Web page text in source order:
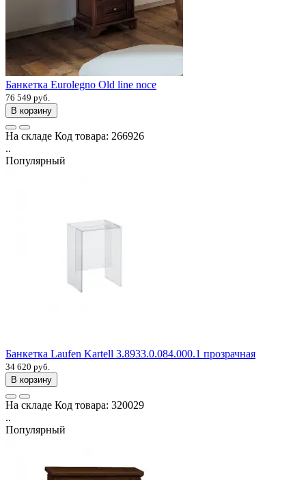
Банкетка Eurolegno Old line noce
76 549 руб.
В корзину
На складе Код товара: 266926
..
Популярный
Банкетка Laufen Kartell 3.8933.0.084.000.1 прозрачная
34 620 руб.
В корзину
На складе Код товара: 320029
..
Популярный